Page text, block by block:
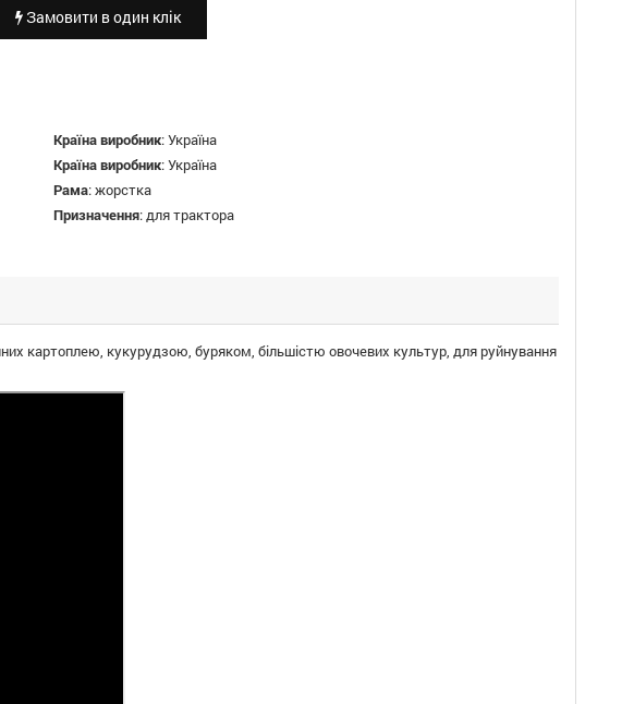
Замовити в один клік
Країна виробник:Україна
Країна виробник:Україна
Рама:жорстка
Призначення:для трактора
картоплею, кукурудзою, буряком, більшістю овочевих культур, для руйнування